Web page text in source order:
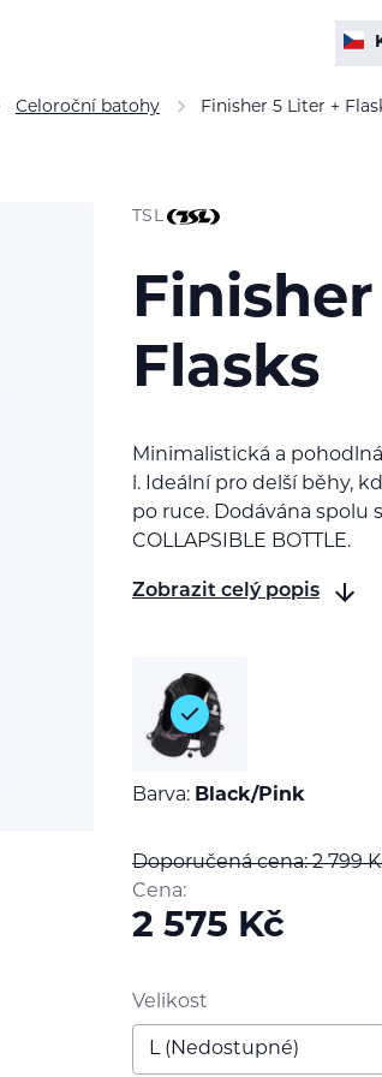
Celoroční batohy Finisher 5 Liter +
TSL
Flasks
Minimalistická a
l. Ideální pro delší běhy,
po ruce. Dodávána spolu
COLLAPSIBLE BOTTLE.
Zobrazit celý popis
Barva: Black/Pink
Doporučená cena: 2 799
Cena:
2 575 Kč
Velikost